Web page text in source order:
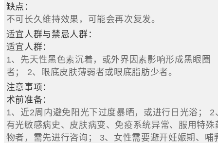
缺点：
不可长久维持效果，可能会再次复发。
适宜人群与禁忌人群：
适宜人群：
1、先天性黑色素沉着，或外界因素影响形成黑眼圈
者； 2、眼底皮肤薄弱者或眼底脂肪少者。
注意事项：
术前准备：
1、近2周内避免阳光下过度暴晒，或进行日光浴； 2
有光敏感病史、皮肤病变、免疫系统异常、服用特殊
物者，需先进行咨询； 3、女性需要避开妊娠期、哺